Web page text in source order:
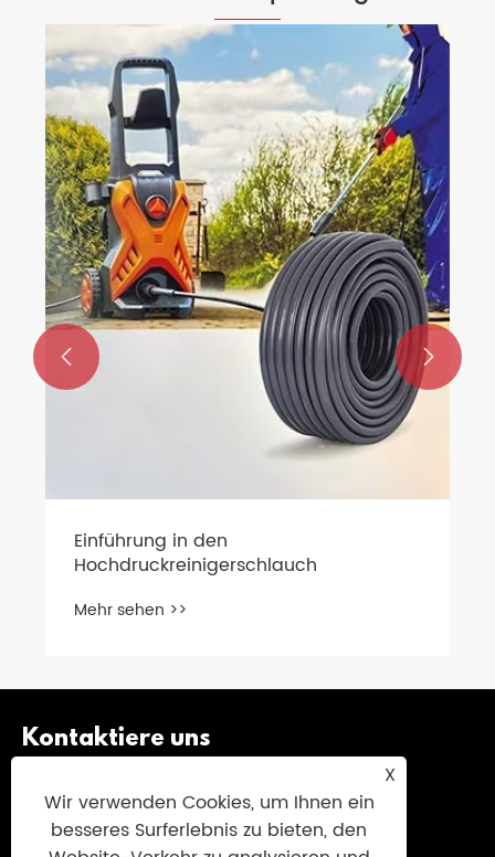
Warum eine Dampfauto -
Waschmaschine wählen?
Mehr sehen >>
 
Kontaktiere uns
+86-13429367673
X
Wir verwenden Cookies, um Ihnen ein
besseres Surferlebnis zu bieten, den